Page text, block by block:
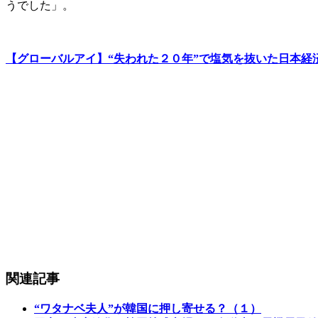
うでした」。
【グローバルアイ】“失われた２０年”で塩気を抜いた日本
関連記事
“ワタナベ夫人”が韓国に押し寄せる？（１）